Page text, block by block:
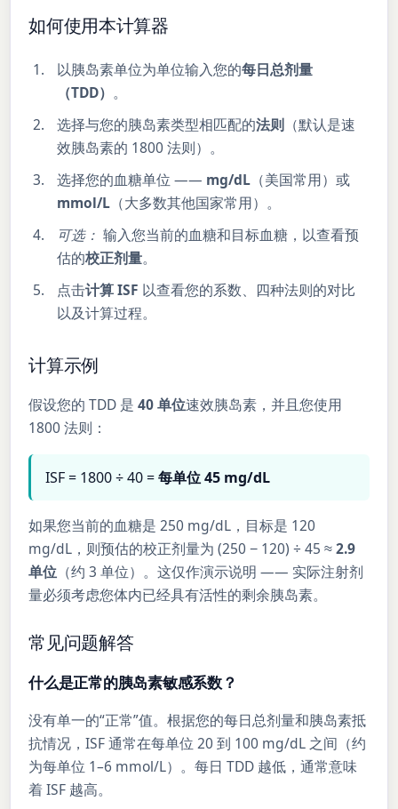
如何使用本计算器
以胰岛素单位为单位输入您的每日总剂量
（TDD） 。
选择与您的胰岛素类型相匹配的法则 （默认是速
效胰岛素的 1800 法则）。
选择您的血糖单位 —— mg/dL （美国常用）或
mmol/L （大多数其他国家常用）。
可选： 输入您当前的血糖和目标血糖，以查看预
估的校正剂量。
点击计算 ISF 以查看您的系数、四种法则的对比
以及计算过程。
计算示例
假设您的 TDD 是40 单位速效胰岛素，并且您使用
1800 法则：
ISF = 1800 ÷ 40 =每单位 45 mg/dL
如果您当前的血糖是 250 mg/dL，目标是 120
mg/dL，则预估的校正剂量为 (250 − 120) ÷ 45 ≈2.9
单位 （约 3 单位）。这仅作演示说明 —— 实际注射剂
量必须考虑您体内已经具有活性的剩余胰岛素。
常见问题解答
什么是正常的胰岛素敏感系数？
没有单一的“正常”值。根据您的每日总剂量和胰岛素抵
抗情况，ISF 通常在每单位 20 到 100 mg/dL 之间（约
为每单位 1–6 mmol/L）。每日 TDD 越低，通常意味
着 ISF 越高。